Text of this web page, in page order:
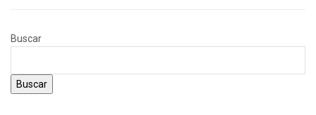
Buscar
Buscar